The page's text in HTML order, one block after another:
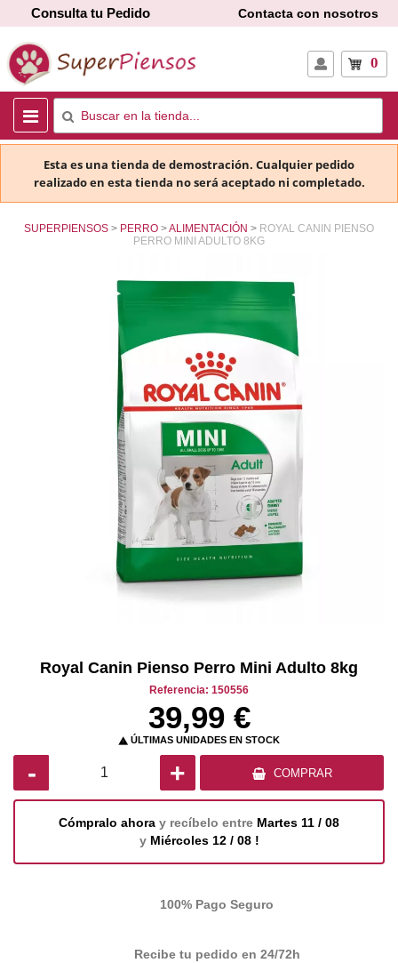
Consulta tu Pedido Contacta con nosotros
0
Esta es una tienda de demostración. Cualquier pedido
realizado en esta tienda no será aceptado ni completado.
SUPERPIENSOS PERRO ALIMENTACIÓN
ROYAL CANIN PIENSO
PERRO MINI ADULTO 8KG
Royal Canin Pienso Perro Mini Adulto 8kg
Referencia: 150556
39,99 €
 ÚLTIMAS UNIDADES EN STOCK
- + COMPRAR
Cómpralo ahora y recíbelo entre Martes 11 / 08
y Miércoles 12 / 08 !
100% Pago Seguro
Recibe tu pedido en 24/72h